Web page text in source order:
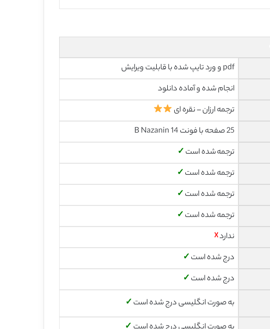
pdf و ورد تایپ شده با قابلیت ویرایش
انجام شده و آماده دانلود
ترجمه ارزان – نقره ای
25 صفحه با فونت 14 B Nazanin
ترجمه شده است ✓
ترجمه شده است ✓
ترجمه شده است ✓
ترجمه شده است ✓
ندارد☓
درج شده است ✓
درج شده است ✓
به صورت انگلیسی درج شده است ✓